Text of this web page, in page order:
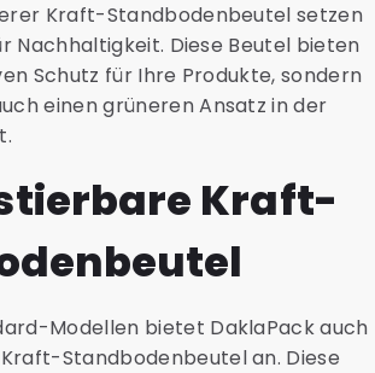
Kraft-Standbodenbeutel setzen
Nachhaltigkeit. Diese Beutel bieten
Schutz für Ihre Produkte, sondern
einen grüneren Ansatz in der
Kraft-
Modellen bietet DaklaPack auch
Standbodenbeutel an. Diese